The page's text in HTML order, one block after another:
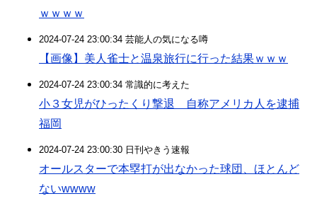
ｗｗｗｗ
2024-07-24 23:00:34 芸能人の気になる噂
【画像】美人雀士と温泉旅行に行った結果ｗｗｗ
2024-07-24 23:00:34 常識的に考えた
小３女児がひったくり撃退 自称アメリカ人を逮捕
福岡
2024-07-24 23:00:30 日刊やきう速報
オールスターで本塁打が出なかった球団、ほとんど
ないwwww